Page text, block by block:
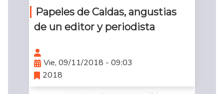
Papeles de Caldas, angustias
de un editor y periodista
Vie, 09/11/2018 - 09:03
2018